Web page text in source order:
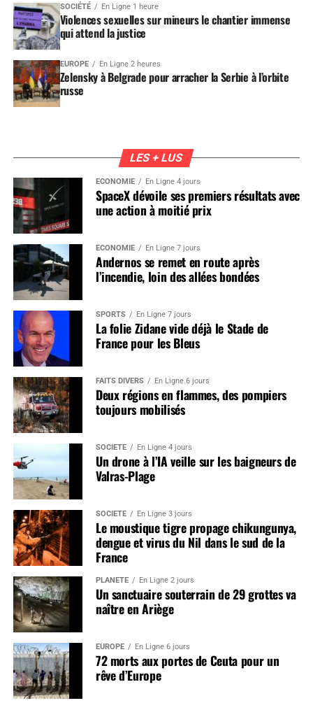
SOCIÉTÉ En Ligne 1 heure
Violences sexuelles sur mineurs le chantier immense
qui attend la justice
EUROPE En Ligne 2 heures
Zelensky à Belgrade pour arracher la Serbie à l’orbite
russe
LES + LUS
ÉCONOMIE En Ligne 4 jours
SpaceX dévoile ses premiers résultats avec
une action à moitié prix
ÉCONOMIE En Ligne 7 jours
Andernos se remet en route après
l’incendie, loin des allées bondées
SPORTS En Ligne 7 jours
La folie Zidane vide déjà le Stade de
France pour les Bleus
FAITS DIVERS En Ligne 6 jours
Deux régions en flammes, des pompiers
toujours mobilisés
SOCIÉTÉ En Ligne 4 jours
Un drone à l’IA veille sur les baigneurs de
Valras-Plage
SOCIÉTÉ En Ligne 3 jours
Le moustique tigre propage chikungunya,
dengue et virus du Nil dans le sud de la
France
PLANÈTE En Ligne 2 jours
Un sanctuaire souterrain de 29 grottes va
naître en Ariège
EUROPE En Ligne 6 jours
72 morts aux portes de Ceuta pour un
rêve d’Europe